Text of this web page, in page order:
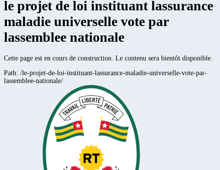
le projet de loi instituant lassurance
maladie universelle vote par
lassemblee nationale
Cette page est en cours de construction. Le contenu sera bientôt disponible.
Path: /le-projet-de-loi-instituant-lassurance-maladie-universelle-vote-par-
lassemblee-nationale/